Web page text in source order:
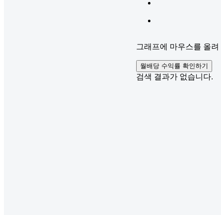
그래프에 마우스를 올
월배당 수익률 확인하기
검색 결과가 없습니다.